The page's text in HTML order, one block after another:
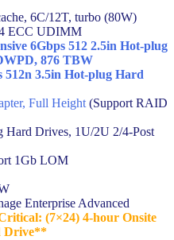
6C/12T, turbo (80W)
ECC UDIMM
6Gbps 512 2.5in Hot-plug
876 TBW
512n 3.5in Hot-plug Hard
Full Height(Support RAID
Hard Drives, 1U/2U 2/4-Post
1Gb LOM
Enterprise Advanced
(7×24) 4-hour Onsite
Drive**